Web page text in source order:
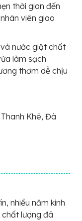
thời gian đến
viên giao
nước giặt chất
làm sạch
thơm dễ chịu
Khê, Đà
nhiều năm kinh
lượng đã